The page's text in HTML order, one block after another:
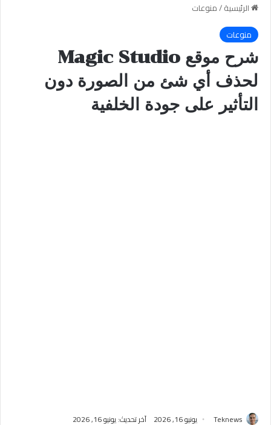
الرئيسية/منوعات
منوعات
شرح موقع Magic Studio
لحذف أي شئ من الصورة دون
التأثير على جودة الخلفية
Teknews يونيو 16, 2026 آخر تحديث: يونيو 16, 2026